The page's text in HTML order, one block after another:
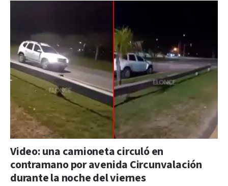
Video: una camioneta circuló en
contramano por avenida Circunvalación
durante la noche del viernes